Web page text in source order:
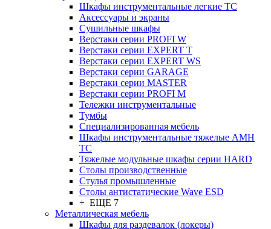
Шкафы инструментальные легкие ТС
Аксессуары и экраны
Cушильные шкафы
Верстаки серии PROFI W
Верстаки серии EXPERT T
Верстаки серии EXPERT WS
Верстаки серии GARAGE
Верстаки серии MASTER
Верстаки серии PROFI M
Тележки инструментальные
Тумбы
Cпециализированная мебель
Шкафы инструментальные тяжелые AMH
TC
Тяжелые модульные шкафы серии HARD
Столы производственные
Стулья промышленные
Столы антистатические Wave ESD
+ ЕЩЕ 7
Металлическая мебель
Шкафы для раздевалок (локеры)